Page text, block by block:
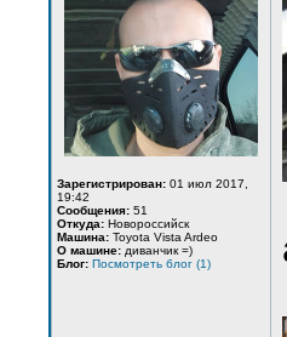
Зарегистрирован: 01 июл 2017,
19:42
Сообщения: 51
Откуда: Новороссийск
Машина: Toyota Vista Ardeo
О машине: диванчик =)
Блог: Посмотреть блог (1)